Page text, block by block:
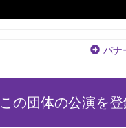
バナ
この団体の公演を登